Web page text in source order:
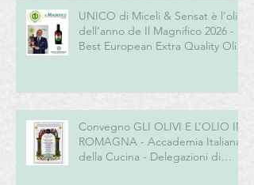
UNICO di Miceli & Sensat è l’olio
dell’anno de Il Magnifico 2026 -
Best European Extra Quality Olive
Convegno GLI OLIVI E L’OLIO IN
ROMAGNA - Accademia Italiana
della Cucina - Delegazioni di